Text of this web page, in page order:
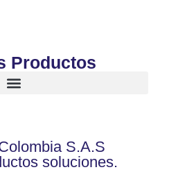
Productos
S.A.S
soluciones.